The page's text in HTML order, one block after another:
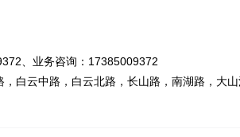
、业务咨询：17385009372
白云中路，白云北路，长山路，南湖路，大山